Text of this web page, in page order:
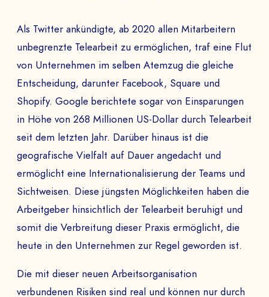
Als Twitter ankündigte, ab 2020 allen Mitarbeitern
unbegrenzte Telearbeit zu ermöglichen, traf eine Flut
von Unternehmen im selben Atemzug die gleiche
Entscheidung, darunter Facebook, Square und
Shopify. Google berichtete sogar von Einsparungen
in Höhe von 268 Millionen US-Dollar durch Telearbeit
seit dem letzten Jahr. Darüber hinaus ist die
geografische Vielfalt auf Dauer angedacht und
ermöglicht eine Internationalisierung der Teams und
Sichtweisen. Diese jüngsten Möglichkeiten haben die
Arbeitgeber hinsichtlich der Telearbeit beruhigt und
somit die Verbreitung dieser Praxis ermöglicht, die
heute in den Unternehmen zur Regel geworden ist.
Die mit dieser neuen Arbeitsorganisation
verbundenen Risiken sind real und können nur durch